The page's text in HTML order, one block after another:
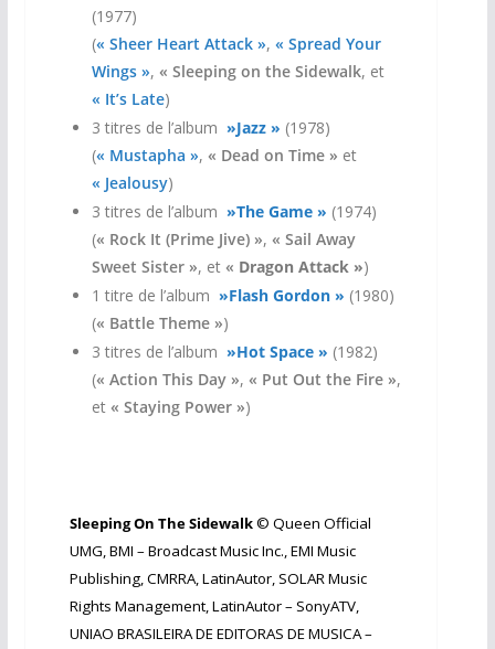
(1977)
(« Sheer Heart Attack », « Spread Your
Wings », « Sleeping on the Sidewalk, et
« It’s Late)
3 titres de l’album »Jazz » (1978)
(« Mustapha », « Dead on Time » et
« Jealousy)
3 titres de l’album »The Game » (1974)
(« Rock It (Prime Jive) », « Sail Away
Sweet Sister », et « Dragon Attack »)
1 titre de l’album »Flash Gordon » (1980)
(« Battle Theme »)
3 titres de l’album »Hot Space » (1982)
(« Action This Day », « Put Out the Fire »,
et « Staying Power »)
Sleeping On The Sidewalk​© Queen Official
UMG, BMI – Broadcast Music Inc., EMI Music
Publishing, CMRRA, LatinAutor, SOLAR Music
Rights Management, LatinAutor – SonyATV,
UNIAO BRASILEIRA DE EDITORAS DE MUSICA –